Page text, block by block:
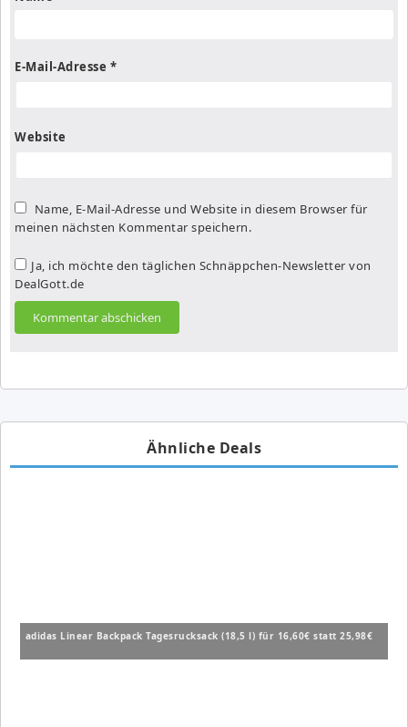
E-Mail-Adresse *
Website
Name, E-Mail-Adresse und Website in diesem Browser für
meinen nächsten Kommentar speichern.
Ja, ich möchte den täglichen Schnäppchen-Newsletter von
DealGott.de
Ähnliche Deals
adidas Linear Backpack Tagesrucksack (18,5 l) für 16,60€ statt 25,98€